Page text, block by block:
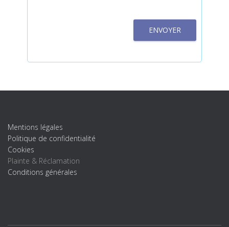
ENVOYER
Mentions légales
Politique de confidentialité
Cookies
Plainte & Réclamation
Conditions générales